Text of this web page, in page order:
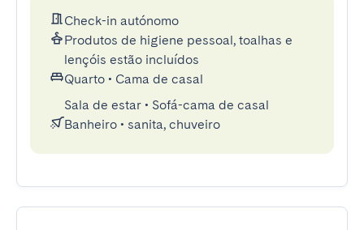
Check-in autónomo
Produtos de higiene pessoal, toalhas e
lençóis estão incluídos
Quarto • Cama de casal
Sala de estar • Sofá-cama de casal
Banheiro • sanita, chuveiro